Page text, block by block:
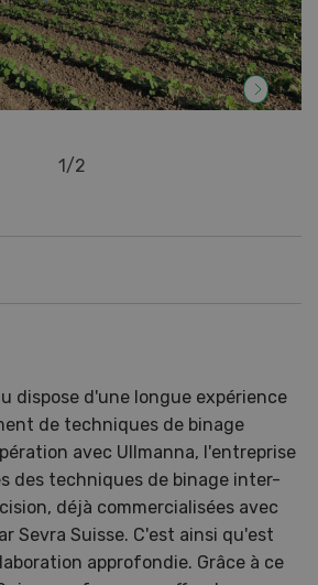
1/2
dispose d'une longue expérience
de techniques de binage
avec Ullmanna, l'entreprise
des techniques de binage inter-
déjà commercialisées avec
Sevra Suisse. C'est ainsi qu'est
approfondie. Grâce à ce